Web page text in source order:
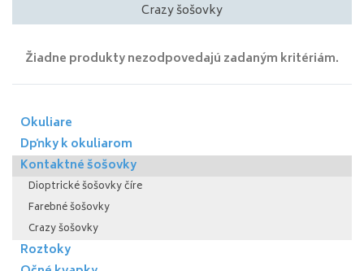
Crazy šošovky
Žiadne produkty nezodpovedajú zadaným kritériám.
Okuliare
Dpňky k okuliarom
Kontaktné šošovky
Dioptrické šošovky číre
Farebné šošovky
Crazy šošovky
Roztoky